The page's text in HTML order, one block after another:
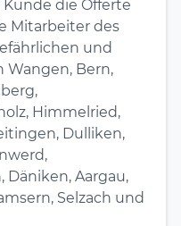
die Offerte
Mitarbeiter des
und
Wangen, Bern,
Himmelried,
Dulliken,
Däniken, Aargau,
Selzach und